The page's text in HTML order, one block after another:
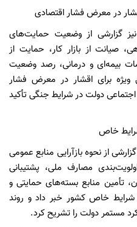
در معرض فشار اقتصادی
نیز گزارشی از وضعیت حمایت‌های
صیانت از بازار کار، حمایت از
بیمه‌ای و درمانی، رصد وضعیت
ویژه برای اقشار در معرض فشار
دولت در شرایط جنگی تأکید
خاص
از نحوه بازآرایی منابع عمومی
مصارف ملی، پشتیبانی
تأمین منابع بسته‌های حمایتی و
شرایط خاص کشور خبر داد و روند
مستمر دولت را تشریح کرد.